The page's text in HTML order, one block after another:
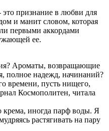
признание в любви для
и манит словом, которая
первыми аккордами
ее.
Ароматы, возвращающие
полное надежд, начинаний?
времени, пусть нищего,
Космополитен, читала
крема, иногда парф воды. Я
растягивать на пару